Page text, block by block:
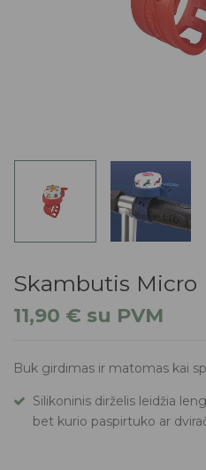
Skambutis Micro
11,90 € su PVM
Buk girdimas ir matomas kai
Silikoninis dirželis leidžia
bet kurio paspirtuko ar